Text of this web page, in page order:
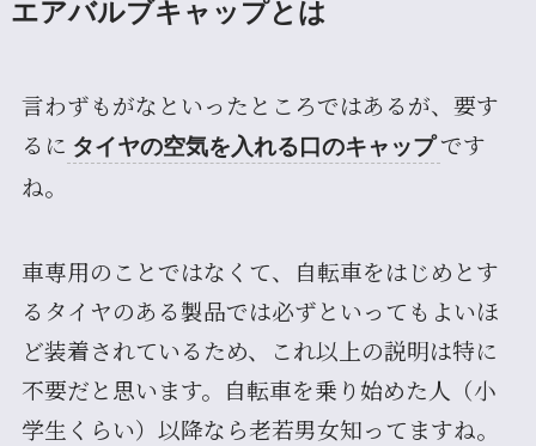
エアバルブキャップとは
言わずもがなといったところではあるが、要す
るに タイヤの空気を入れる口のキャップ です
ね。
車専用のことではなくて、自転車をはじめとす
るタイヤのある製品では必ずといってもよいほ
ど装着されているため、これ以上の説明は特に
不要だと思います。自転車を乗り始めた人（小
学生くらい）以降なら老若男女知ってますね。